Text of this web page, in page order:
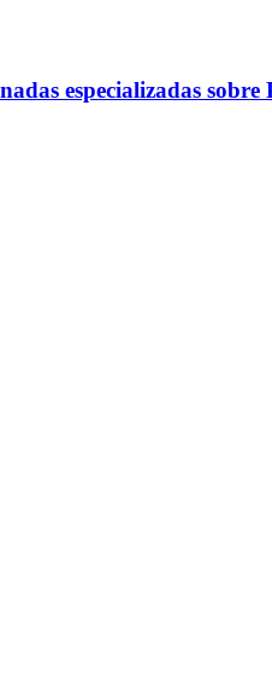
especializadas sobre